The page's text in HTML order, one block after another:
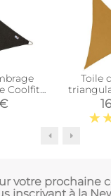
Coolfit
x 5 m)
Toile
votre prochaine